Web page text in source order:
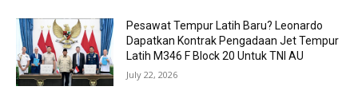
Pesawat Tempur Latih Baru? Leonardo
Dapatkan Kontrak Pengadaan Jet Tempur
Latih M346 F Block 20 Untuk TNI AU
July 22, 2026